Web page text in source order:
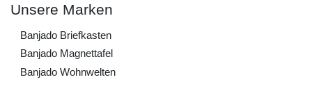
Unsere Marken
Banjado Briefkasten
Banjado Magnettafel
Banjado Wohnwelten